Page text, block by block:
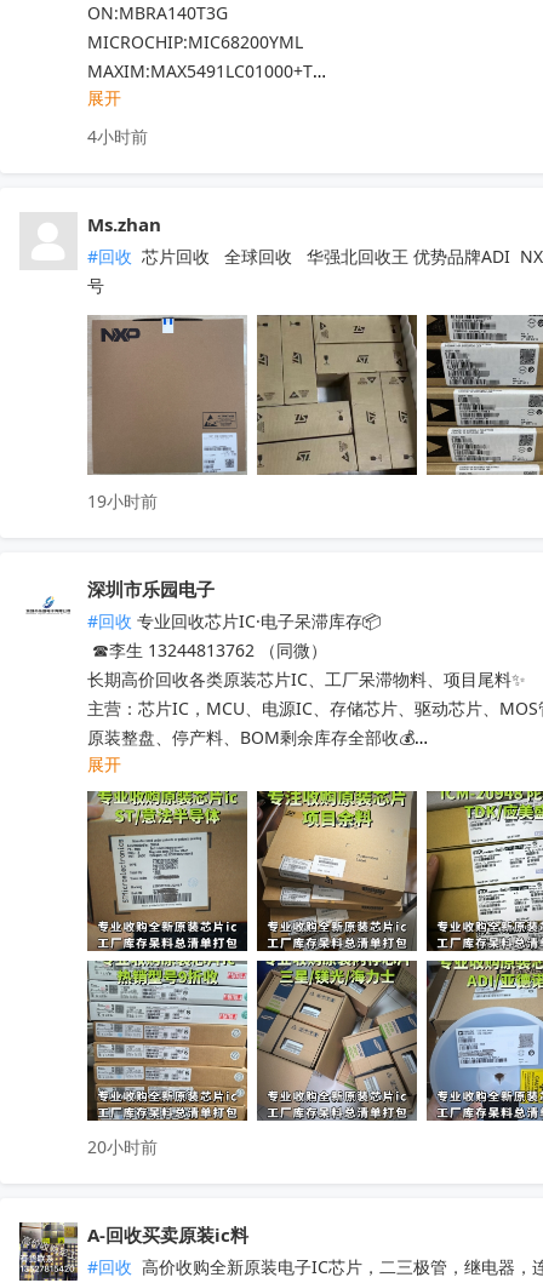
ON:MBRA140T3G
MICROCHIP:MIC68200YML
MAXIM:MAX5491LC01000+T
ADI:ADP7182AUJZ-R7
其他PN可沟通确认
展开
4小时前
Ms.zhan
#回收 芯片回收   全球回收   华强北回收王 优势品牌ADI
号
19小时前
深圳市乐园电子
#回收 专业回收芯片IC·电子呆滞库存📦
☎李生 13244813762 （同微）
长期高价回收各类原装芯片IC、工厂呆滞物料、项目尾料✨
主营：芯片IC，MCU、电源IC、存储芯片、驱动芯片、
原装整盘、停产料、BOM剩余库存全部收💰
工厂清仓、项目取消、仓库积压、过期呆滞物料均可处理
专业人员上门清点核验，报价透明无套路，现款现结不压款
小批量散料、大批量整仓囤货统一打包回收，全程保密处理
快速清空仓库，释放仓储空间，高效盘活闲置物料回笼资金
覆盖全国上门收货，珠三角、深圳区域当日上门看货📱
只需提供型号、数量、实物照片，免费快速精准估价
无中间商层层压价，出价高于同行，一站式清库存省心省力
有闲置电子库存欢迎随时联系洽谈！
收起
展开
20小时前
A-回收买卖原装ic料
#回收 高价收购全新原装电子IC芯片，二三极管，继电器，